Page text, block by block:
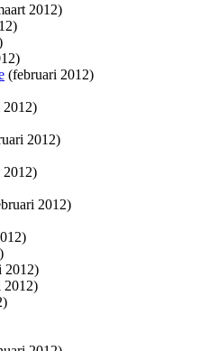
2012)
(februari 2012)
2012)
2012)
2012)
2012)
2012)
2012)